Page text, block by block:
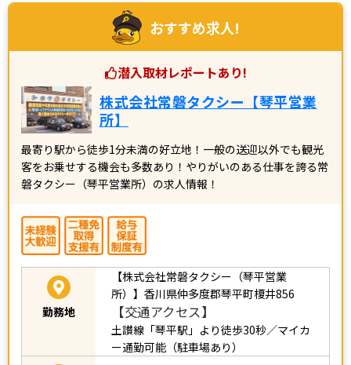
おすすめ求人!
潜入取材レポートあり!
株式会社常磐タクシー【琴平営業
所】
最寄り駅から徒歩1分未満の好立地！一般の送迎以外でも観光
客をお乗せする機会も多数あり！やりがいのある仕事を誇る常
磐タクシー（琴平営業所）の求人情報！
勤務地
【株式会社常磐タクシー（琴平営業
所）】香川県仲多度郡琴平町榎井856
【交通アクセス】
土讃線「琴平駅」より徒歩30秒／マイカ
ー通勤可能（駐車場あり）